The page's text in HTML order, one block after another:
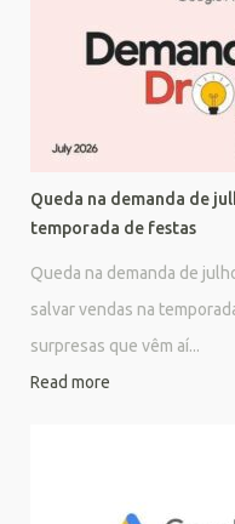
Queda na demanda de
temporada de festas
Queda na demanda de
salvar vendas na
surpresas que vêm aí...
Read more